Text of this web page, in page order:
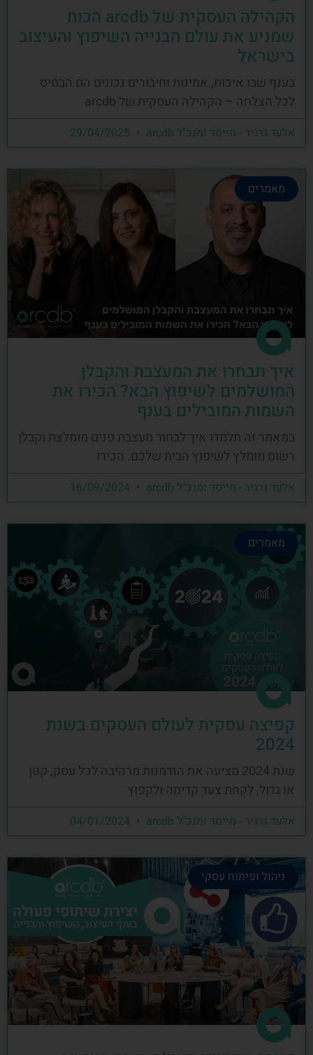
הקהילה העסקית של arcdb הכוח
שמניע את עולם הבנייה השיפוץ והעיצוב
בישראל
בענף שבו איכות, אמינות וחיבורים נכונים הם הבסיס
לכל הצלחה – הקהילה העסקית של arcdb
אלעד גרגיר - מייסד ומנכ"ל arcdb
מאמרים
איך תבחרו את המעצבת והקבלן
המושלמים לשיפוץ הבא? הכירו את
השמות המובילים בענף
במאמר זה תלמדו איך לבחור מעצבת פנים מומלצת וקבלן
רשום מומלץ לשיפוץ הבית שלכם. הכירו
אלעד גרגיר - מייסד ומנכ"ל arcdb
מאמרים
קפיצה עסקית לעולם העסקים בשנת
2024
שנת 2024 מציעה את הזדמנות מרהיבה לכל עסק, קטן
או גדול, לקחת צעד קדימה ולקפוץ
אלעד גרגיר - מייסד ומנכ"ל arcdb
ניהול ופיתוח עסקי